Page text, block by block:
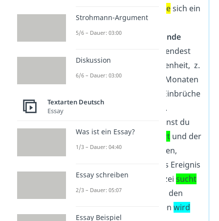
ereignetesich ein
Autounfall …“.
Um auf
Hintergründe
einzugehen, verwendest
du die 3. Vergangenheit, z.
B. „In den letzten Monaten
vermehrt Einbrüche
stattgefunden
…“.
Im Schlussteil kannst du
mit derGegenwartund der
Zukunft
ausdrücken,
das Ereignis
hat, z. B. „Die Polizei sucht
noch den Täter. In den
kommenden Tagen wird
Strohmann-Argument
5/6 – Dauer: 03:00
Diskussion
6/6 – Dauer: 03:00
Textarten Deutsch
Essay
Was ist ein Essay?
1/3 – Dauer: 04:40
Essay schreiben
2/3 – Dauer: 05:07
Essay Beispiel